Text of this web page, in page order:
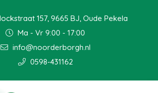
157, 9665 BJ, Oude Pekela
Ma - Vr 9:00 - 17:00
info@noorderborgh.nl
0598-431162